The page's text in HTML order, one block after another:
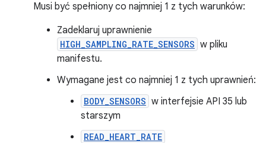
Musi być spełniony co najmniej 1 z tych warunków:
Zadeklaruj uprawnienie
HIGH_SAMPLING_RATE_SENSORS w pliku
manifestu.
Wymagane jest co najmniej 1 z tych uprawnień:
BODY_SENSORS w interfejsie API 35 lub
starszym
READ_HEART_RATE